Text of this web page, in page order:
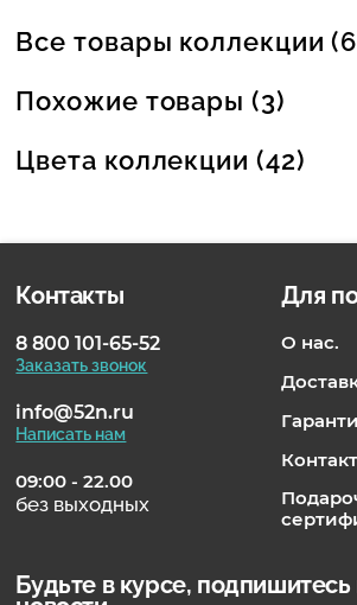
Все товары коллекции
Похожие товары (3)
Цвета коллекции (42)
Контакты
8 800 101-65-52
Заказать звонок
info@52n.ru
Написать нам
09:00 - 22.00
без выходных
Для
О нас.
Будьте в курсе, подпишитесь